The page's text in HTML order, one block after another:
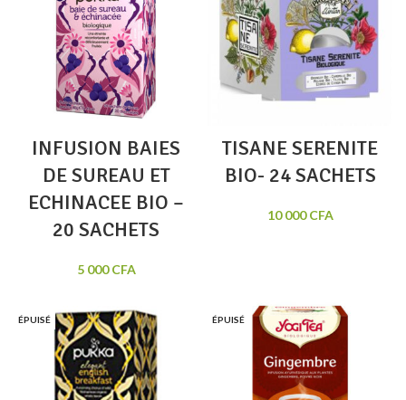
INFUSION BAIES
DE SUREAU ET
ECHINACEE BIO –
20 SACHETS
5 000CFA
TISANE SERENITE
BIO- 24 SACHETS
10 000CFA
ÉPUISÉ ÉPUISÉ